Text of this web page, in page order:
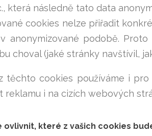
která následně tato data
cookies nelze přiřadit
anonymizované podobě.
choval (jaké stránky navštívil,
těchto cookies používáme i
reklamu i na cizích webových
ovlivnit, které z vašich cookies